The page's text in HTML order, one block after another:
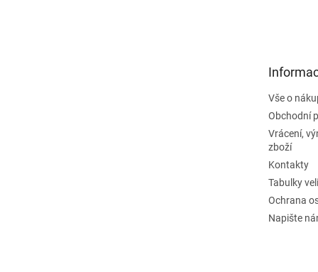
Vše o
Obchodní
Vrácení,
zboží
Kontakty
Tabulky
Ochrana
Napište